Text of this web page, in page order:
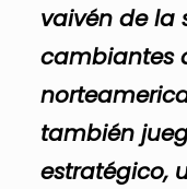
vaivén de la
cambiantes
también
estratégico,